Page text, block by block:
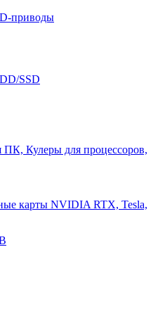
приводы
SSD
ПК, Кулеры для процессоров,
карты NVIDIA RTX, Tesla,